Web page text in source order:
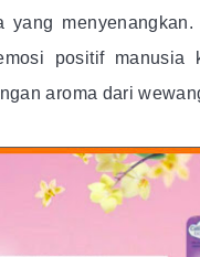
yang
positif
aroma dari